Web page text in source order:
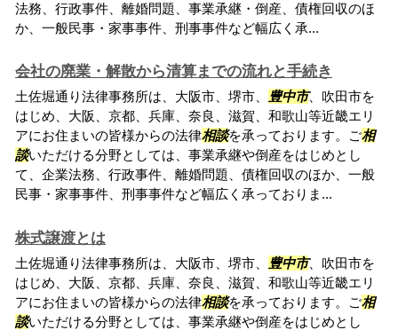
法務、行政事件、離婚問題、事業承継・倒産、債権回収のほ
か、一般民事・家事事件、刑事事件など幅広く承...
会社の廃業・解散から清算までの流れと手続き
土佐堀通り法律事務所は、大阪市、堺市、 豊中市、吹田市を
はじめ、大阪、京都、兵庫、奈良、滋賀、和歌山等近畿エリ
アにお住まいの皆様からの法律相談を承っております。ご相
談いただける分野としては、事業承継や倒産をはじめとし
て、企業法務、行政事件、離婚問題、債権回収のほか、一般
民事・家事事件、刑事事件など幅広く承っておりま...
株式譲渡とは
土佐堀通り法律事務所は、大阪市、堺市、 豊中市、吹田市を
はじめ、大阪、京都、兵庫、奈良、滋賀、和歌山等近畿エリ
アにお住まいの皆様からの法律相談を承っております。ご相
談いただける分野としては、事業承継や倒産をはじめとし